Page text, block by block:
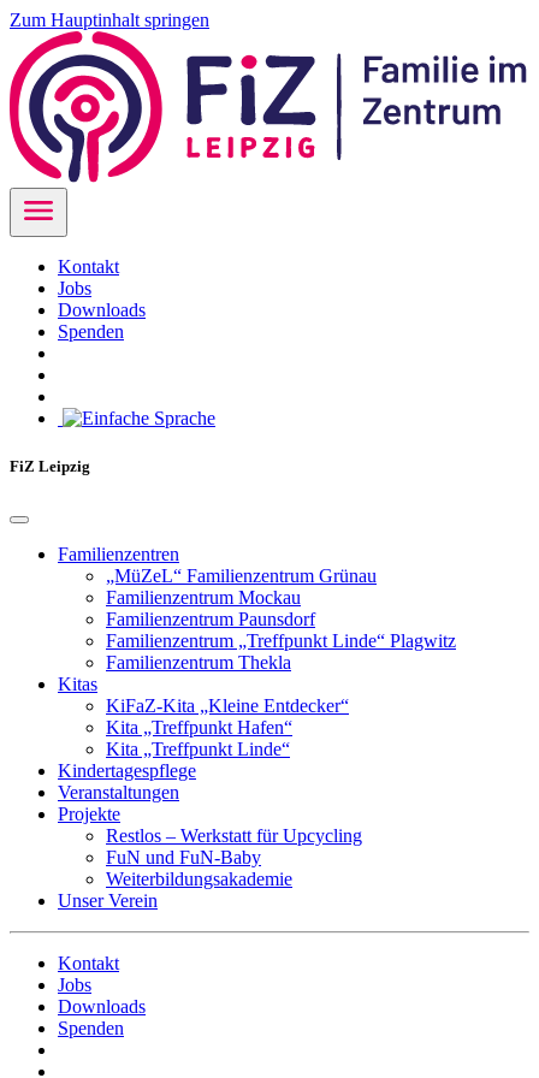
Zum Hauptinhalt springen
Kontakt
Jobs
Downloads
Spenden
FiZ Leipzig
Familienzentren
„MüZeL“ Familienzentrum Grünau
Familienzentrum Mockau
Familienzentrum Paunsdorf
Familienzentrum „Treffpunkt Linde“ Plagwitz
Familienzentrum Thekla
Kitas
KiFaZ-Kita „Kleine Entdecker“
Kita „Treffpunkt Hafen“
Kita „Treffpunkt Linde“
Kindertagespflege
Veranstaltungen
Projekte
Restlos – Werkstatt für Upcycling
FuN und FuN-Baby
Weiterbildungsakademie
Unser Verein
Kontakt
Jobs
Downloads
Spenden